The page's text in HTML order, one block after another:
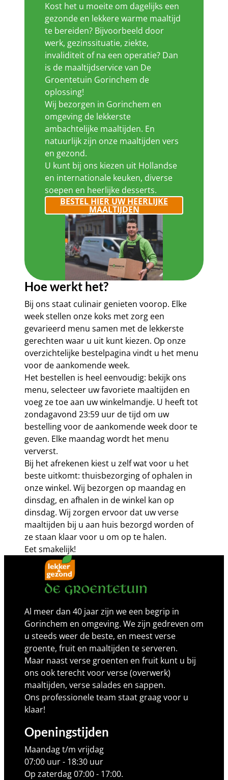
Kost het u moeite om dagelijks een
gezonde en lekkere warme maaltijd
te bereiden? Bijvoorbeeld door
werk, gezinssituatie, ziekte,
invaliditeit of na een operatie? Dan
is de maaltijdservice van De
Groentetuin Gorinchem de
oplossing!
Wij bezorgen in Gorinchem en
omgeving de lekkerste
ambachtelijke maaltijden. En
natuurlijk zijn onze maaltijden vers
en gezond.
U kunt bij ons kiezen uit Hollandse
en internationale keuken, diverse
soepen en heerlijke desserts.
BESTEL HIER UW HEERLIJKE
MAALTIJDEN
Hoe werkt het?
Bij ons staat culinair genieten voorop. Elke
week stellen onze koks met zorg een
gevarieerd menu samen met de lekkerste
gerechten waar u uit kunt kiezen. Op onze
overzichtelijke bestelpagina vindt u het menu
voor de aankomende week.
Het bestellen is heel eenvoudig: bekijk ons
menu, selecteer uw favoriete maaltijden en
voeg ze toe aan uw winkelmandje. U heeft tot
zondagavond 23:59 uur de tijd om uw
bestelling voor de aankomende week door te
geven. Elke maandag wordt het menu
ververst.
Bij het afrekenen kiest u zelf wat voor u het
beste uitkomt: thuisbezorging of ophalen in
onze winkel. Wij bezorgen op maandag en
dinsdag, en afhalen in de winkel kan op
dinsdag. Wij zorgen ervoor dat uw verse
maaltijden bij u aan huis bezorgd worden of
ze staan klaar voor u om op te halen.
Eet smakelijk!
Al meer dan 40 jaar zijn we een begrip in
Gorinchem en omgeving. We zijn gedreven om
u steeds weer de beste, en meest verse
groente, fruit en maaltijden te serveren.
Maar naast verse groenten en fruit kunt u bij
ons ook terecht voor verse (overwerk)
maaltijden, verse salades en sappen.
Ons professionele team staat graag voor u
klaar!
Openingstijden
Maandag t/m vrijdag
07:00 uur - 18:30 uur
Op zaterdag 07:00 - 17:00.